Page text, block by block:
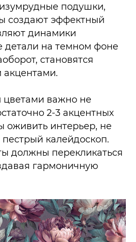
подушки,
создают эффектный
динамики
детали на темном фоне
становятся
важно не
2-3 акцентных
оживить интерьер, не
калейдоскоп.
должны перекликаться
гармоничную